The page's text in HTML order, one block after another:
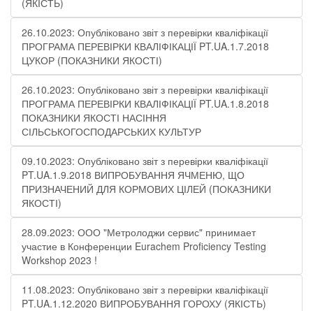
(ЯКІСТЬ)
26.10.2023: Опубліковано звіт з перевірки кваліфікації
ПРОГРАМА ПЕРЕВІРКИ КВАЛІФІКАЦІЇ PT.UA.1.7.2018
ЦУКОР (ПОКАЗНИКИ ЯКОСТІ)​
26.10.2023: Опубліковано звіт з перевірки кваліфікації
ПРОГРАМА ПЕРЕВІРКИ КВАЛІФІКАЦІЇ PT.UA.1.8.2018
ПОКАЗНИКИ ЯКОСТІ НАСІННЯ
СІЛЬСЬКОГОСПОДАРСЬКИХ КУЛЬТУР
09.10.2023: Опубліковано звіт з перевірки кваліфікації
PT.UA.1.9.2018 ВИПРОБУВАННЯ ЯЧМЕНЮ, ЩО
ПРИЗНАЧЕНИЙ ДЛЯ КОРМОВИХ ЦІЛЕЙ (ПОКАЗНИКИ
ЯКОСТІ)
28.09.2023: ООО "Метролоджи сервис" принимает
участие в Конференции Eurachem Proficiency Testing
Workshop 2023 !
11.08.2023: Опубліковано звіт з перевірки кваліфікації
PT.UA.1.12.2020 ВИПРОБУВАННЯ ГОРОХУ (ЯКІСТЬ)